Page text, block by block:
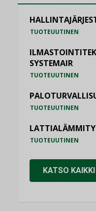
TUOTEUUTINEN
SYSTEMAIR
TUOTEUUTINEN
TUOTEUUTINEN
TUOTEUUTINEN
KATSO KAIKKI